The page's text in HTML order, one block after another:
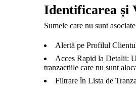
Identificarea și
Sumele care nu sunt
Alertă pe Profilul
Acces Rapid la Detalii:
tranzacțiile care nu sunt
Filtrare în Lista de